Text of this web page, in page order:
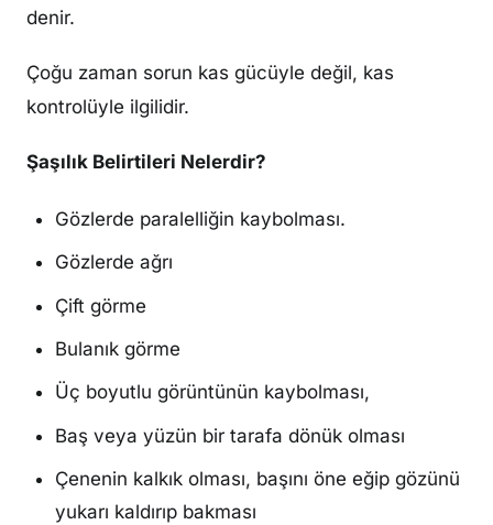
denir.
Çoğu zaman sorun kas gücüyle değil, kas
kontrolüyle ilgilidir.
Şaşılık Belirtileri Nelerdir?
Gözlerde paralelliğin kaybolması.
Gözlerde ağrı
Çift görme
Bulanık görme
Üç boyutlu görüntünün kaybolması,
Baş veya yüzün bir tarafa dönük olması
Çenenin kalkık olması, başını öne eğip gözünü
yukarı kaldırıp bakması